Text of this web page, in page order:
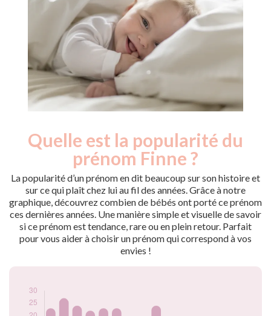
Quelle est la popularité du
prénom Finne ?
La popularité d’un prénom en dit beaucoup sur son histoire et
sur ce qui plaît chez lui au fil des années. Grâce à notre
graphique, découvrez combien de bébés ont porté ce prénom
ces dernières années. Une manière simple et visuelle de savoir
si ce prénom est tendance, rare ou en plein retour. Parfait
pour vous aider à choisir un prénom qui correspond à vos
envies !
Année
Nouveaux-
nés
2010
23
2011
27
2012
24
2013
22
2014
23
2015
23
2019
12